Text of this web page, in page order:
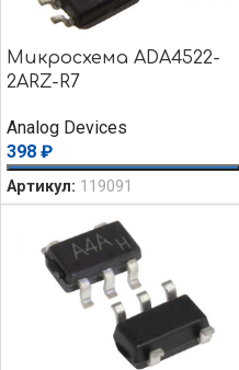
Микросхема ADA4522-
2ARZ-R7
Analog Devices
398 ₽
Артикул: 119091